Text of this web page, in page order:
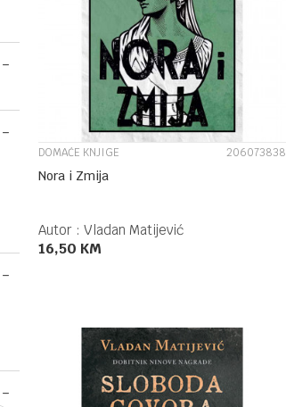
UPOREDI
DOMAĆE KNJIGE 206073838
Nora i Zmija
Autor : Vladan Matijević
16,50 KM